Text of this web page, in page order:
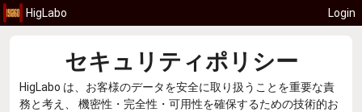
HigLabo Login
セキュリティポリシー
HigLabo は、お客様のデータを安全に取り扱うことを重要な責
務と考え、 機密性・完全性・可用性を確保するための技術的お